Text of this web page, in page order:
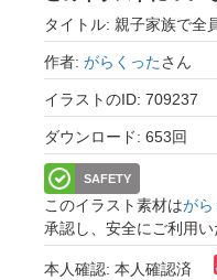
タイトル: 親子家族で全
作者: がらくったさん
イラストのID: 709237
ダウンロード: 653回
SAFETY
このイラスト素材はがら
承認し、安全にご利用い
本人確認: 本人確認済